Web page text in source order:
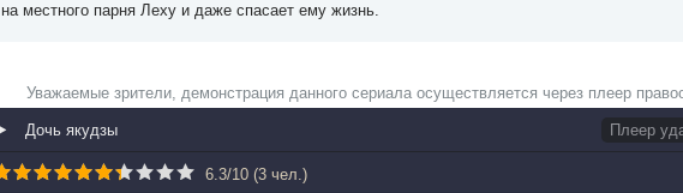
на местного парня Леху и даже спасает ему жизнь.
Уважаемые зрители, демонстрация данного сериала осуществляется через плеер
Дочь якудзы Плеер
6.3/10 (3 чел.)